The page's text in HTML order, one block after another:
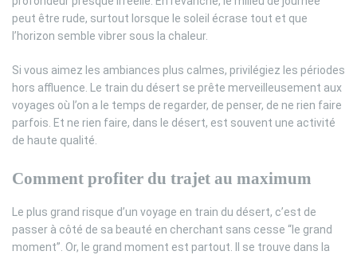
peut être rude, surtout lorsque le soleil écrase tout et que
l’horizon semble vibrer sous la chaleur.
Si vous aimez les ambiances plus calmes, privilégiez les périodes
hors affluence. Le train du désert se prête merveilleusement aux
voyages où l’on a le temps de regarder, de penser, de ne rien faire
parfois. Et ne rien faire, dans le désert, est souvent une activité
de haute qualité.
Comment profiter du trajet au maximum
Le plus grand risque d’un voyage en train du désert, c’est de
passer à côté de sa beauté en cherchant sans cesse “le grand
moment”. Or, le grand moment est partout. Il se trouve dans la